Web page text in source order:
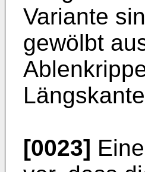
Variante
gewölbt
[0023]